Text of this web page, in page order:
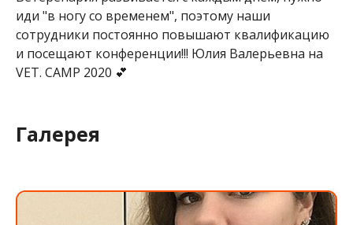
иди "в ногу со временем", поэтому наши
сотрудники постоянно повышают квалификацию
и посещают конференции!!! Юлия Валерьевна на
VET. CAMP 2020 💕
Галерея